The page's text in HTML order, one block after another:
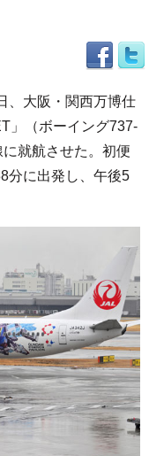
、大阪・関西万博仕
」（ボーイング737-
就航させた。初便
分に出発し、午後5